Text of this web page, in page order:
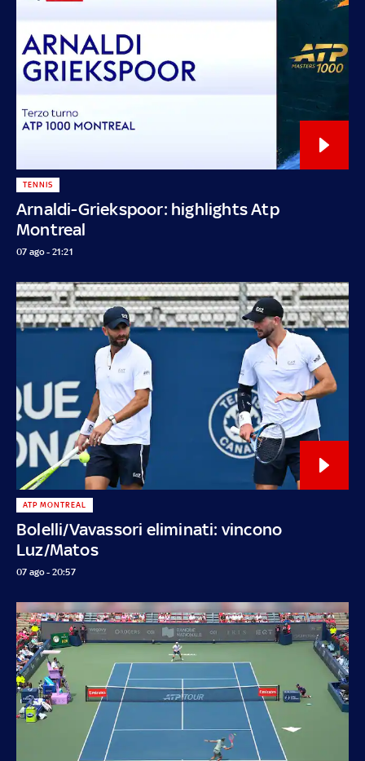
Arnaldi-Griekspoor: highlights Atp
Montreal
TENNIS
07 ago - 21:21
Bolelli/Vavassori eliminati: vincono
Luz/Matos
ATP MONTREAL
07 ago - 20:57